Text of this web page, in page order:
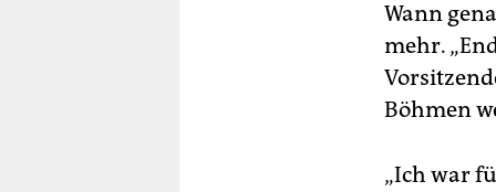
Wann
mehr.
Böhmen
„Ich war